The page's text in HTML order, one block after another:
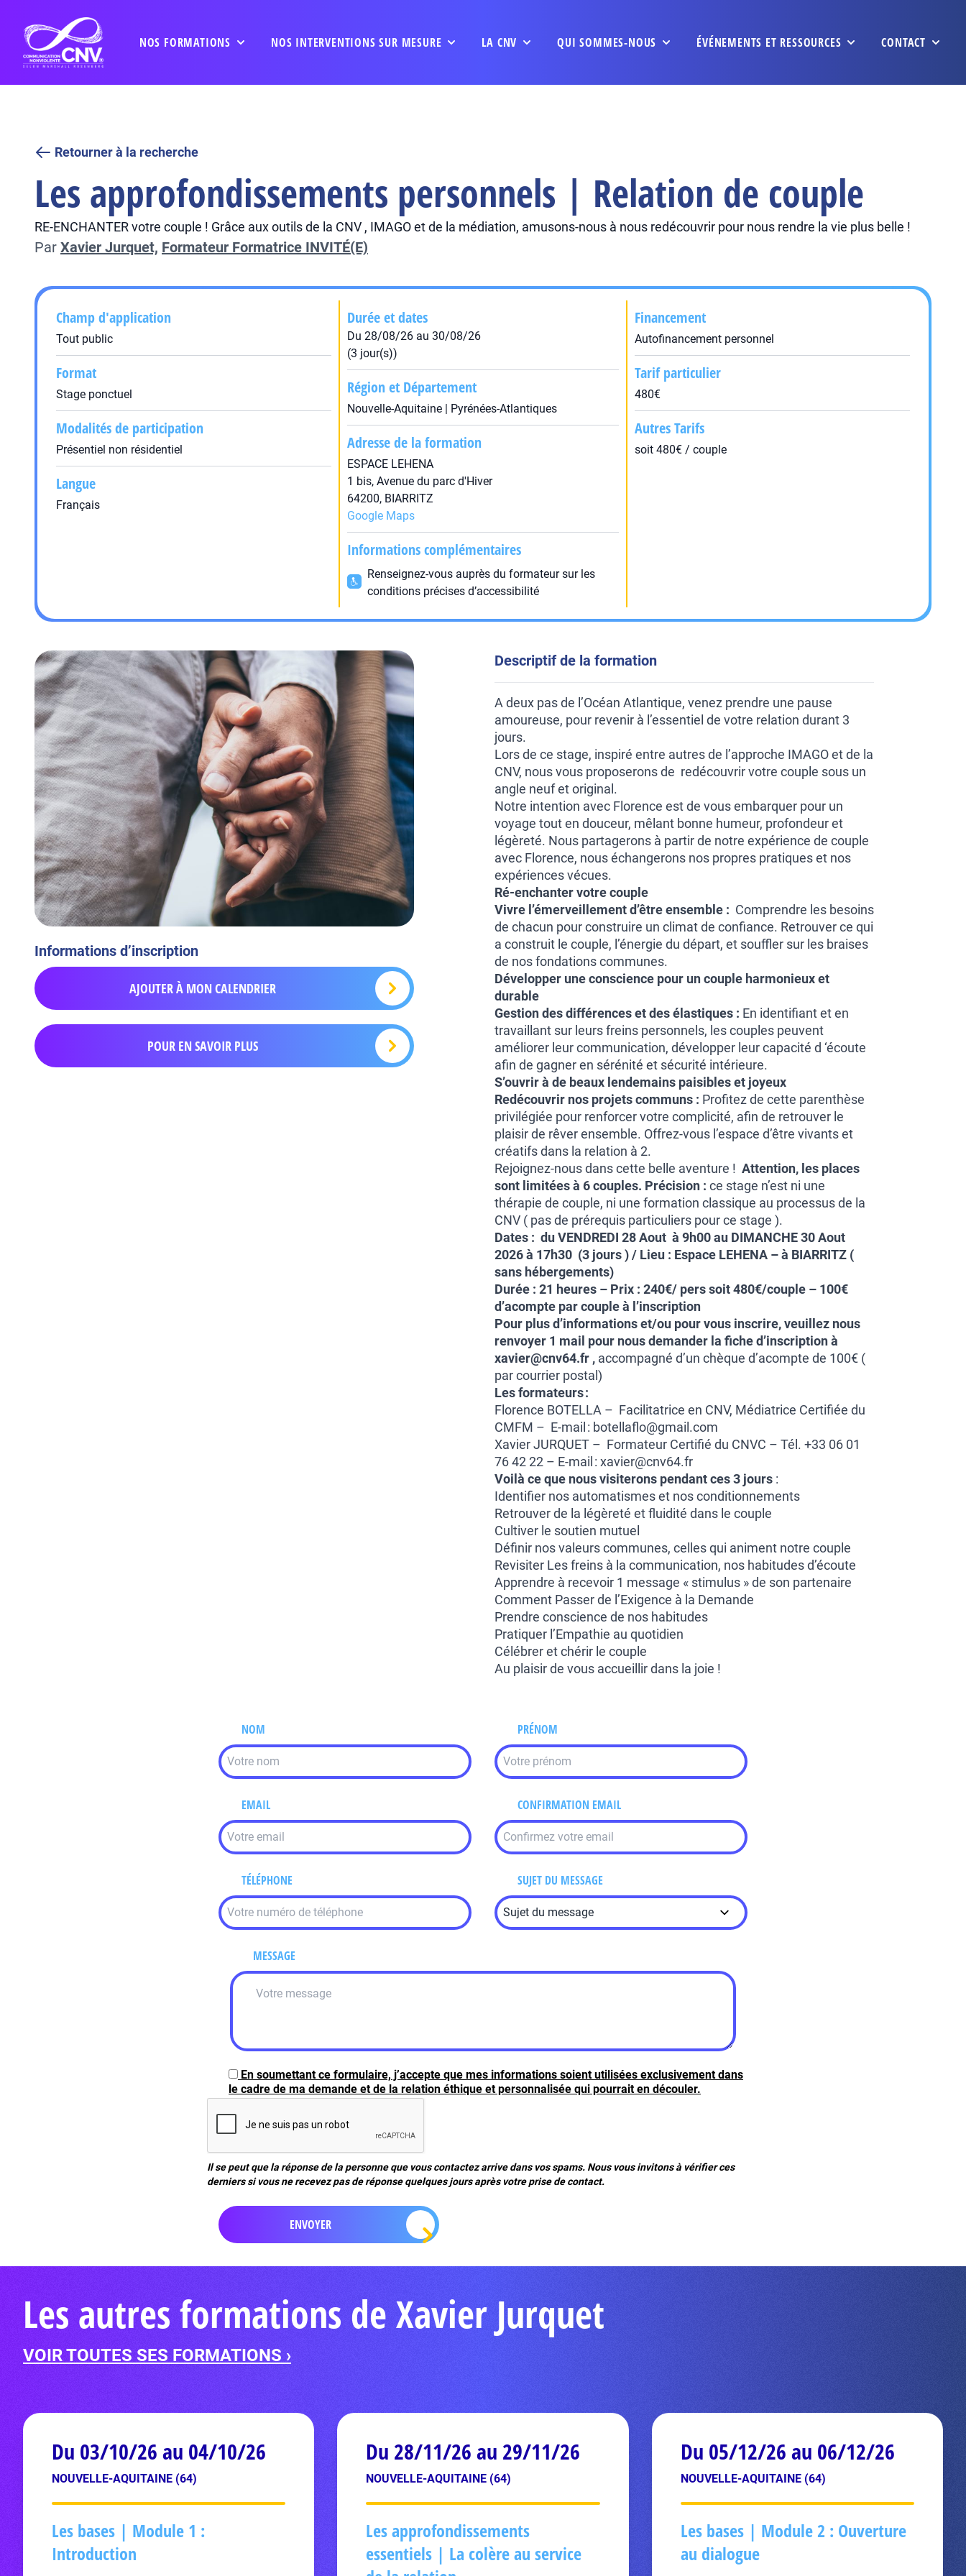
NOS FORMATIONS NOS INTERVENTIONS SUR MESURE LA CNV QUI SOMMES-NOUS ÉVÉNEMENTS ET RESSOURCES CONTACT
Retourner à la recherche
Les approfondissements personnels | Relation de couple
RE-ENCHANTER votre couple ! Grâce aux outils de la CNV , IMAGO et de la médiation, amusons-nous à nous redécouvrir pour nous rendre la vie plus belle !
Par Xavier Jurquet, Formateur Formatrice INVITÉ(E)
Champ d'application
Tout public
Format
Stage ponctuel
Modalités de participation
Présentiel non résidentiel
Langue
Français
Durée et dates
Du 28/08/26 au 30/08/26
(3 jour(s))
Région et Département
Nouvelle-Aquitaine | Pyrénées-Atlantiques
Adresse de la formation
ESPACE LEHENA
1 bis, Avenue du parc d'Hiver
64200, BIARRITZ
Google Maps
Informations complémentaires
Renseignez-vous auprès du formateur sur les
conditions précises d’accessibilité
Financement
Autofinancement personnel
Tarif particulier
480€
Autres Tarifs
soit 480€ / couple
Informations d’inscription
AJOUTER À MON CALENDRIER
POUR EN SAVOIR PLUS
Descriptif de la formation
A deux pas de l’Océan Atlantique, venez prendre une pause
amoureuse, pour revenir à l’essentiel de votre relation durant 3
jours.
Lors de ce stage, inspiré entre autres de l’approche IMAGO et de la
CNV, nous vous proposerons de redécouvrir votre couple sous un
angle neuf et original.
Notre intention avec Florence est de vous embarquer pour un
voyage tout en douceur, mêlant bonne humeur, profondeur et
légèreté. Nous partagerons à partir de notre expérience de couple
avec Florence, nous échangerons nos propres pratiques et nos
expériences vécues.
Ré-enchanter votre couple
Vivre l’émerveillement d’être ensemble : Comprendre les besoins
de chacun pour construire un climat de confiance. Retrouver ce qui
a construit le couple, l’énergie du départ, et souffler sur les braises
de nos fondations communes.
Développer une conscience pour un couple harmonieux et
durable
Gestiondes différences et des élastiques : En identifiant et en
travaillant sur leurs freins personnels, les couples peuvent
améliorer leur communication, développer leur capacité d ‘écoute
afin de gagner en sérénité et sécurité intérieure.
S’ouvrir à de beaux lendemains paisibles et joyeux
Redécouvrir nos projets communs : Profitez de cette parenthèse
privilégiée pour renforcer votre complicité, afin de retrouver le
plaisir de rêver ensemble. Offrez-vous l’espace d’être vivants et
créatifs dans la relation à 2.
Rejoignez-nous dans cette belle aventure ! Attention, les places
sont limitées à 6 couples. Précision : ce stage n’est ni une
thérapie de couple, ni une formation classique au processus de la
CNV ( pas de prérequis particuliers pour ce stage ).
Dates : du VENDREDI 28 Aout à 9h00 au DIMANCHE 30 Aout
2026 à 17h30 (3 jours )/ Lieu : Espace LEHENA – à BIARRITZ (
sans hébergements)
Durée : 21 heures – Prix : 240€/ pers soit 480€/couple – 100€
d’acompte par couple à l’inscription
Pour plus d’informations et/ou pour vous inscrire, veuillez nous
renvoyer 1 mail pour nous demander la fiche d’inscription à
xavier@cnv64.fr , accompagné d’un chèque d’acompte de 100€ (
par courrier postal)
Les formateurs :
Florence BOTELLA – Facilitatrice en CNV, Médiatrice Certifiée du
CMFM – E-mail : botellaflo@gmail.com
Xavier JURQUET – Formateur Certifié du CNVC – Tél. +33 06 01
76 42 22 – E-mail : xavier@cnv64.fr
Voilà ce que nous visiterons pendant ces 3 jours :
Identifier nos automatismes et nos conditionnements
Retrouver de la légèreté et fluidité dans le couple
Cultiver le soutien mutuel
Définir nos valeurs communes, celles qui animent notre couple
Revisiter Les freins à la communication, nos habitudes d’écoute
Apprendre à recevoir 1 message « stimulus » de son partenaire
Comment Passer de l’Exigence à la Demande
Prendre conscience de nos habitudes
Pratiquer l’Empathie au quotidien
Célébrer et chérir le couple
Au plaisir de vous accueillir dans la joie !
NOM PRÉNOM
EMAIL CONFIRMATION EMAIL
TÉLÉPHONE SUJET DU MESSAGE
MESSAGE
En soumettant ce formulaire, j’accepte que mes informations soient utilisées exclusivement dans
le cadre de ma demande et de la relation éthique et personnalisée qui pourrait en découler.
Il se peut que la réponse de la personne que vous contactez arrive dans vos spams. Nous vous invitons à vérifier ces
derniers si vous ne recevez pas de réponse quelques jours après votre prise de contact.
Les autres formations de Xavier Jurquet
VOIR TOUTES SES FORMATIONS ›
Du 03/10/26 au 04/10/26
NOUVELLE-AQUITAINE (64)
Les bases | Module 1 :
Introduction
Du 28/11/26 au 29/11/26
NOUVELLE-AQUITAINE (64)
Les approfondissements
essentiels | La colère au service
Du 05/12/26 au 06/12/26
NOUVELLE-AQUITAINE (64)
Les bases | Module 2 : Ouverture
au dialogue